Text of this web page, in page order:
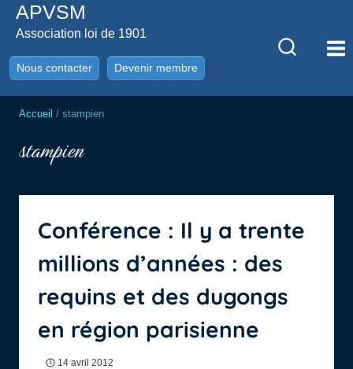
AllerAPVSM
Association loi de 1901
Nous contacter Devenir membre
Accueil / stampien
stampien
Conférence : Il y a trente
millions d’années : des
requins et des dugongs
en région parisienne
14 avril 2012